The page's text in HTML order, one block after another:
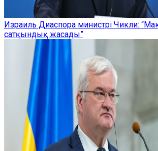
Израиль Диаспора министрі Чикли:
сатқындық жасады”